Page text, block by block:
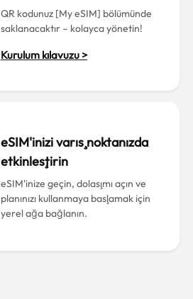
QR kodunuz [My eSIM] bölümünde
saklanacaktır – kolayca yönetin!
Kurulum kılavuzu >
eSIM'inizi varış noktanızda
etkinleştirin
eSIM'inize geçin, dolaşımı açın ve
planınızı kullanmaya başlamak için
yerel ağa bağlanın.